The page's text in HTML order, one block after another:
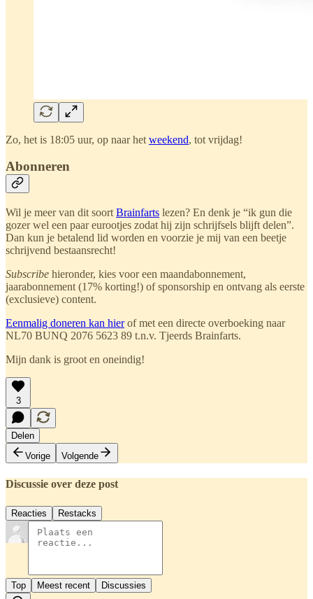
Zo, het is 18:05 uur, op naar het weekend, tot vrijdag!
Abonneren
Wil je meer van dit soort Brainfarts lezen? En denk je “ik gun die
gozer wel een paar eurootjes zodat hij zijn schrijfsels blijft delen”.
Dan kun je betalend lid worden en voorzie je mij van een beetje
schrijvend bestaansrecht!
Subscribe hieronder, kies voor een maandabonnement,
jaarabonnement (17% korting!) of sponsorship en ontvang als eerste
(exclusieve) content.
Eenmalig doneren kan hierof met een directe overboeking naar
NL70 BUNQ 2076 5623 89 t.n.v. Tjeerds Brainfarts.
Mijn dank is groot en oneindig!
3
Delen
Vorige
Volgende
Discussie over deze post
Reacties Restacks
Top Meest recent Discussies